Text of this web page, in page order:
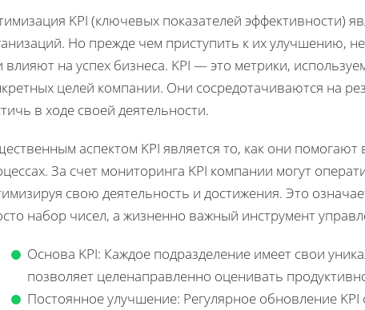
KPI (ключевых показателей эффективности)
Но прежде чем приступить к их улучшению,
влияют на успех бизнеса. KPI — это метрики,
целей компании. Они сосредотачиваются на
в ходе своей деятельности.
аспектом KPI является то, как они помогают
За счет мониторинга KPI компании могут
свою деятельность и достижения. Это
набор чисел, а жизненно важный инструмент
Основа KPI: Каждое подразделение имеет свои
позволяет целенаправленно оценивать
Постоянное улучшение: Регулярное обновление KPI